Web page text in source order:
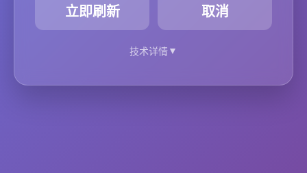
立即刷新 取消
技术详情▼